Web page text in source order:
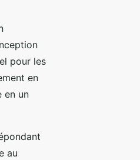
pour les
en
en un
au